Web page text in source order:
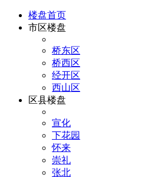
楼盘首页
市区楼盘
桥东区
桥西区
经开区
西山区
区县楼盘
宣化
下花园
怀来
崇礼
张北